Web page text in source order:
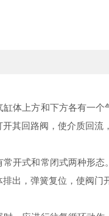
缸体上方和下方各有一
其回路阀，使介质回
式和常闭式两种形态
出，弹簧复位，使阀